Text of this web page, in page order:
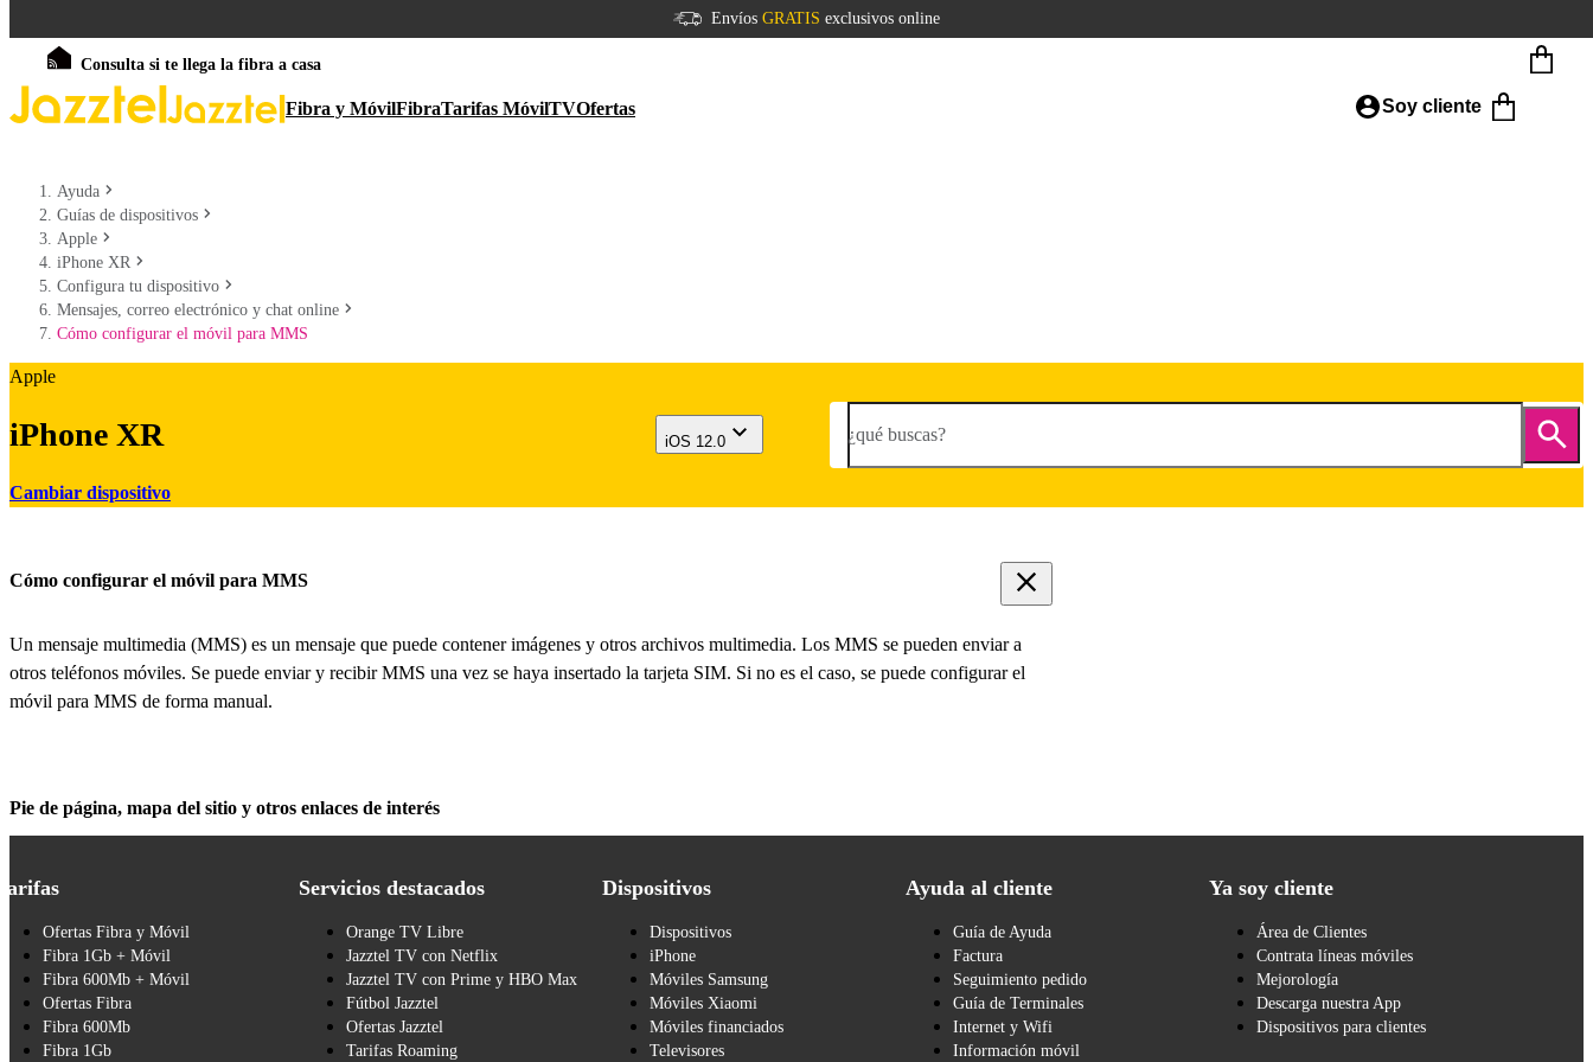
Envíos GRATIS exclusivos online
Consulta si te llega la fibra a casa
Fibra y MóvilFibraTarifas MóvilTVOfertas Soy cliente
Ayuda
Guías de dispositivos
Apple
iPhone XR
Configura tu dispositivo
Mensajes, correo electrónico y chat online
Cómo configurar el móvil para MMS
Apple
iPhone XR
Cambiar dispositivo
iOS 12.0 ¿qué buscas?
Cómo configurar el móvil para MMS
Un mensaje multimedia (MMS) es un mensaje que puede contener imágenes y otros archivos multimedia. Los MMS se pueden enviar a
otros teléfonos móviles. Se puede enviar y recibir MMS una vez se haya insertado la tarjeta SIM. Si no es el caso, se puede configurar el
móvil para MMS de forma manual.
Pie de página, mapa del sitio y otros enlaces de interés
Ofertas Fibra y Móvil
Fibra 1Gb + Móvil
Fibra 600Mb + Móvil
Ofertas Fibra
Fibra 600Mb
Fibra 1Gb
Servicios destacados
Orange TV Libre
Jazztel TV con Netflix
Jazztel TV con Prime y HBO Max
Fútbol Jazztel
Ofertas Jazztel
Tarifas Roaming
Dispositivos
Dispositivos
iPhone
Móviles Samsung
Móviles Xiaomi
Móviles financiados
Televisores
Ayuda al cliente
Guía de Ayuda
Factura
Seguimiento pedido
Guía de Terminales
Internet y Wifi
Información móvil
Ya soy cliente
Área de Clientes
Contrata líneas móviles
Mejorología
Descarga nuestra App
Dispositivos para clientes